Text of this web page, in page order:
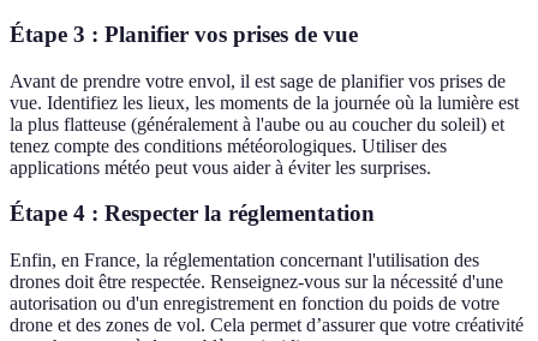
Étape 3 : Planifier vos prises de vue
Avant de prendre votre envol, il est sage de planifier vos prises de
vue. Identifiez les lieux, les moments de la journée où la lumière est
la plus flatteuse (généralement à l'aube ou au coucher du soleil) et
tenez compte des conditions météorologiques. Utiliser des
applications météo peut vous aider à éviter les surprises.
Étape 4 : Respecter la réglementation
Enfin, en France, la réglementation concernant l'utilisation des
drones doit être respectée. Renseignez-vous sur la nécessité d'une
autorisation ou d'un enregistrement en fonction du poids de votre
drone et des zones de vol. Cela permet d’assurer que votre créativité